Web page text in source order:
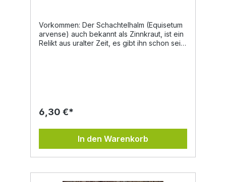
Vorkommen: Der Schachtelhalm (Equisetum
arvense) auch bekannt als Zinnkraut, ist ein
Relikt aus uralter Zeit, es gibt ihn schon seit
Magnesium und Natrium. Eigenschaften in
stoffwechselanregend und wassertreibend
sein, weshalb dieser als Tee getrunken bei
6,30 €*
In den Warenkorb